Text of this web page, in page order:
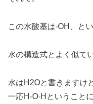
この水酸基は-OH、とい
水の構造式とよく似て
水はH2Oと書きますけ
一応H-O-Hということ